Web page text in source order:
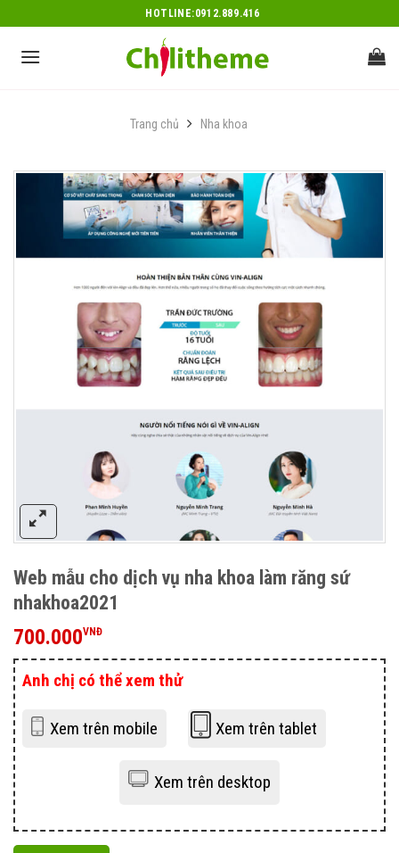
to
content
HOTLINE:0912.889.416
Trang chủ Nha khoa
Web mẫu cho dịch vụ nha khoa làm răng sứ
nhakhoa2021
700.000VNĐ
Anh chị có thể xem thử
Xem trên mobile Xem trên tablet
Xem trên desktop